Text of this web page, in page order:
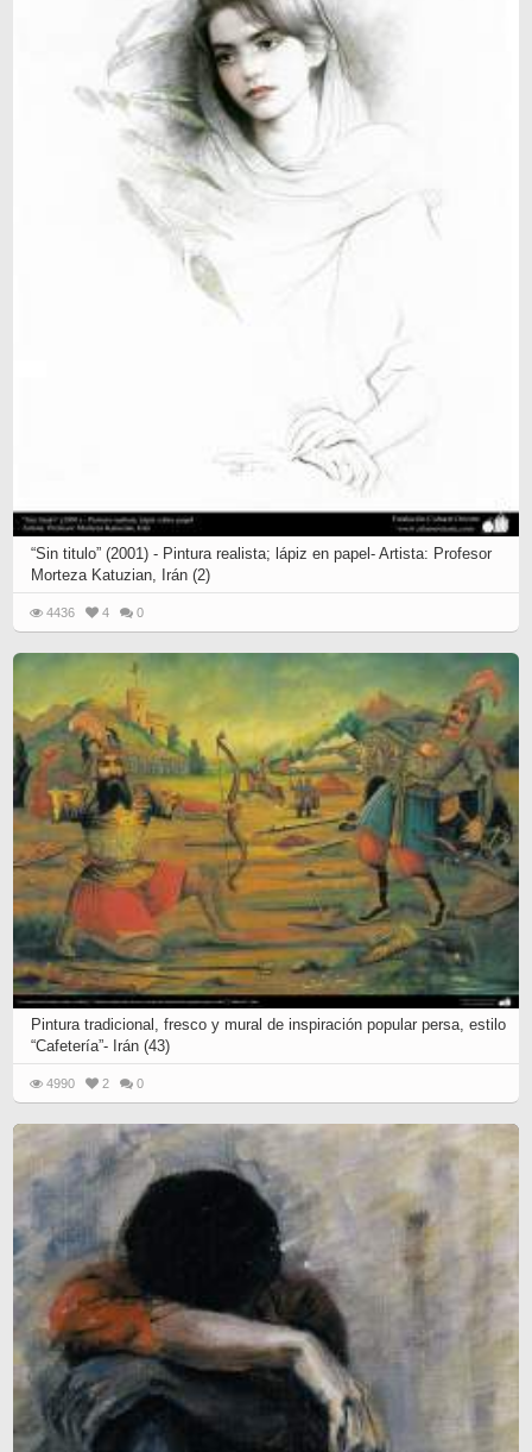
“Sin titulo” (2001) - Pintura realista; lápiz en papel- Artista: Profesor
Morteza Katuzian, Irán (2)
4436 4 0
Pintura tradicional, fresco y mural de inspiración popular persa, estilo
“Cafetería”- Irán (43)
4990 2 0